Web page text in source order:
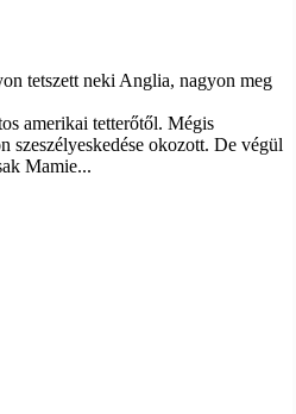
tetszett neki Anglia, nagyon meg
amerikai tetterőtől. Mégis
szeszélyeskedése okozott. De végül
Mamie...